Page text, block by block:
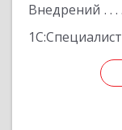
Внедрений
1С:Специалист